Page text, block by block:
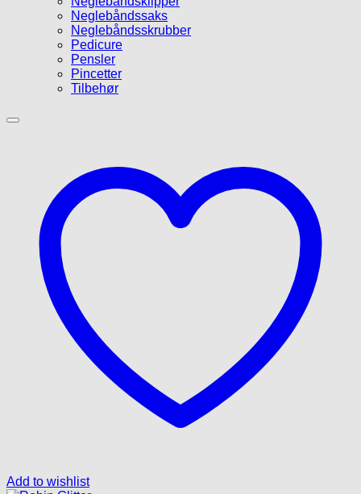
Neglebåndssaks
Neglebåndsskrubber
Pedicure
Pensler
Pincetter
Tilbehør
Add to wishlist